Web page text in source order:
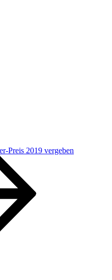
Preis 2019 vergeben